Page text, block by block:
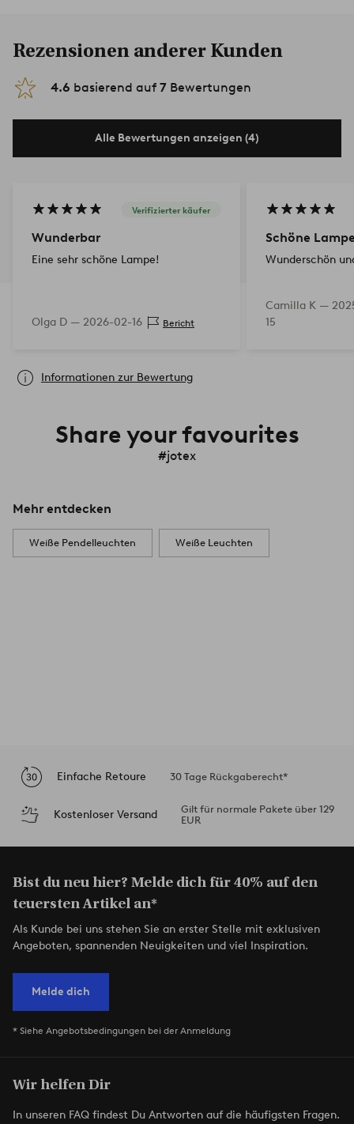
Rezensionen anderer Kunden
4.6 basierend auf 7 Bewertungen
Alle Bewertungen anzeigen (4)
Verifizierter käufer
Wunderbar
Eine sehr schöne Lampe!
Olga D — 2026-02-16 Bericht
Schöne
Wunderschön
Camilla K —
15
Informationen zur Bewertung
Share your favourites
#jotex
Mehr entdecken
Weiße Pendelleuchten Weiße Leuchten
Einfache Retoure 30 Tage Rückgaberecht*
Kostenloser Versand
Gilt für normale Pakete über 129
EUR
Bist du neu hier? Melde dich für 40% auf den
teuersten Artikel an*
Als Kunde bei uns stehen Sie an erster Stelle mit exklusiven
Angeboten, spannenden Neuigkeiten und viel Inspiration.
Melde dich
* Siehe Angebotsbedingungen bei der Anmeldung
Wir helfen Dir
In unseren FAQ findest Du Antworten auf die häufigsten Fragen.